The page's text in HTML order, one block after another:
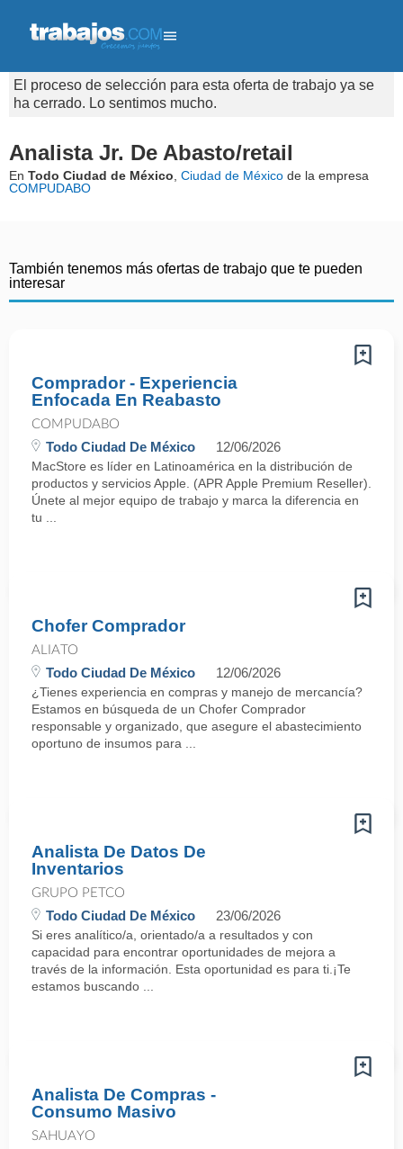
El proceso de selección para esta oferta de trabajo ya se
ha cerrado. Lo sentimos mucho.
Analista Jr. De Abasto/retail
En Todo Ciudad de México Ciudad de México de la empresa
COMPUDABO
También tenemos más ofertas de trabajo que te pueden
interesar
Comprador - Experiencia
Enfocada En Reabasto
COMPUDABO
Todo Ciudad De México 12/06/2026
MacStore es líder en Latinoamérica en la distribución de
productos y servicios Apple. (APR Apple Premium Reseller).
Únete al mejor equipo de trabajo y marca la diferencia en
tu ...
Chofer Comprador
ALIATO
Todo Ciudad De México 12/06/2026
¿Tienes experiencia en compras y manejo de mercancía?
Estamos en búsqueda de un Chofer Comprador
responsable y organizado, que asegure el abastecimiento
oportuno de insumos para ...
Analista De Datos De
Inventarios
GRUPO PETCO
Todo Ciudad De México 23/06/2026
Si eres analítico/a, orientado/a a resultados y con
capacidad para encontrar oportunidades de mejora a
través de la información. Esta oportunidad es para ti.¡Te
estamos buscando ...
Analista De Compras -
Consumo Masivo
SAHUAYO